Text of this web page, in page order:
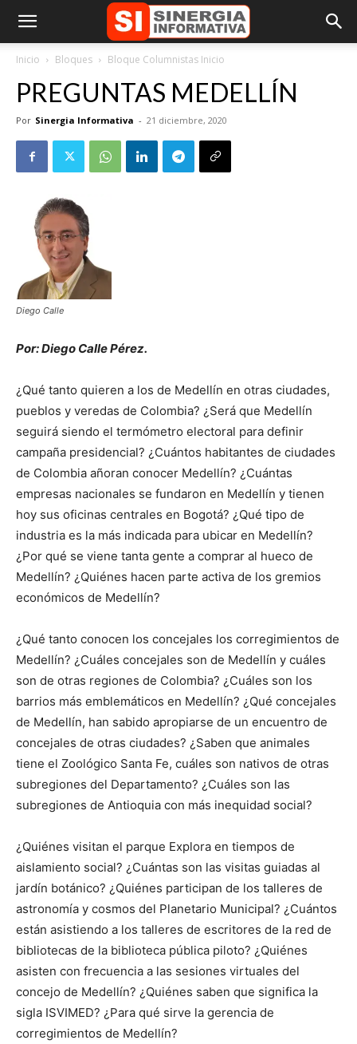
Inicio Bloques Bloque Columnistas Inicio
PREGUNTAS MEDELLÍN
Por Sinergia Informativa - 21 diciembre, 2020
Diego Calle
Por: Diego Calle Pérez.
¿Qué tanto quieren a los de Medellín en otras ciudades,
pueblos y veredas de Colombia? ¿Será que Medellín
seguirá siendo el termómetro electoral para definir
campaña presidencial? ¿Cuántos habitantes de ciudades
de Colombia añoran conocer Medellín? ¿Cuántas
empresas nacionales se fundaron en Medellín y tienen
hoy sus oficinas centrales en Bogotá? ¿Qué tipo de
industria es la más indicada para ubicar en Medellín?
¿Por qué se viene tanta gente a comprar al hueco de
Medellín? ¿Quiénes hacen parte activa de los gremios
económicos de Medellín?
¿Qué tanto conocen los concejales los corregimientos de
Medellín? ¿Cuáles concejales son de Medellín y cuáles
son de otras regiones de Colombia? ¿Cuáles son los
barrios más emblemáticos en Medellín? ¿Qué concejales
de Medellín, han sabido apropiarse de un encuentro de
concejales de otras ciudades? ¿Saben que animales
tiene el Zoológico Santa Fe, cuáles son nativos de otras
subregiones del Departamento? ¿Cuáles son las
subregiones de Antioquia con más inequidad social?
¿Quiénes visitan el parque Explora en tiempos de
aislamiento social? ¿Cuántas son las visitas guiadas al
jardín botánico? ¿Quiénes participan de los talleres de
astronomía y cosmos del Planetario Municipal? ¿Cuántos
están asistiendo a los talleres de escritores de la red de
bibliotecas de la biblioteca pública piloto? ¿Quiénes
asisten con frecuencia a las sesiones virtuales del
concejo de Medellín? ¿Quiénes saben que significa la
sigla ISVIMED? ¿Para qué sirve la gerencia de
corregimientos de Medellín?